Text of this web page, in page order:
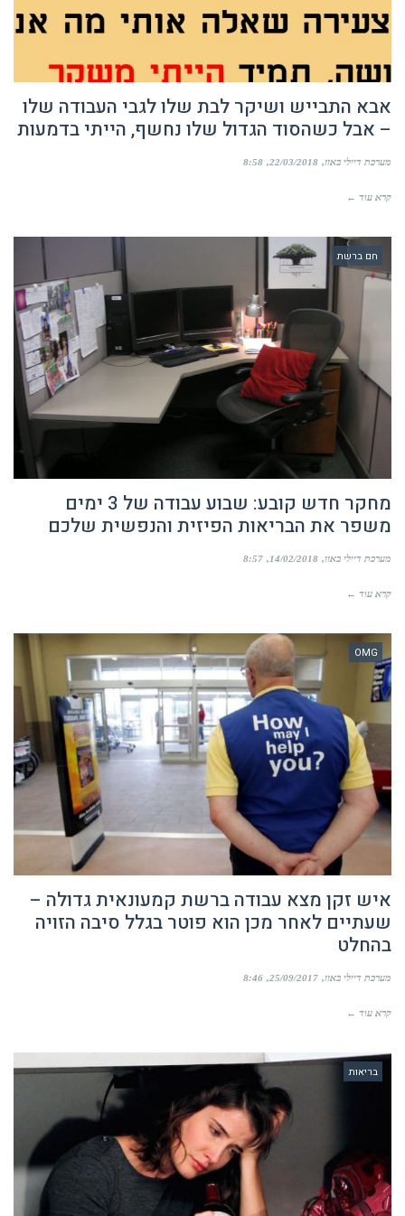
אבא התבייש ושיקר לבת שלו לגבי העבודה שלו
– אבל כשהסוד הגדול שלו נחשף, הייתי בדמעות
מערכת דיילי באזז 22/03/2018
8:58
קרא עוד ←
חם ברשת
מחקר חדש קובע: שבוע עבודה של 3 ימים
משפר את הבריאות הפיזית והנפשית שלכם
מערכת דיילי באזז 14/02/2018
8:57
קרא עוד ←
OMG
איש זקן מצא עבודה ברשת קמעונאית גדולה –
שעתיים לאחר מכן הוא פוטר בגלל סיבה הזויה
בהחלט
מערכת דיילי באזז 25/09/2017
8:46
קרא עוד ←
בריאות